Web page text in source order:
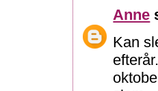
Anne
Kan